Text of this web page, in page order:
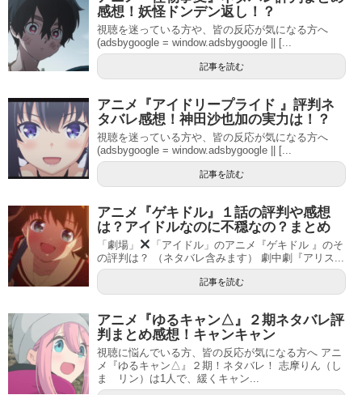
感想！妖怪ドンデン返し！？
視聴を迷っている方や、皆の反応が気になる方へ
(adsbygoogle = window.adsbygoogle || [...
記事を読む
アニメ『アイドリープライド 』評判ネ
タバレ感想！神田沙也加の実力は！？
視聴を迷っている方や、皆の反応が気になる方へ
(adsbygoogle = window.adsbygoogle || [...
記事を読む
アニメ『ゲキドル』１話の評判や感想
は？アイドルなのに不穏なの？まとめ
「劇場」
「アイドル」のアニメ『ゲキドル 』のそ
の評判は？ （ネタバレ含みます） 劇中劇『アリス...
記事を読む
アニメ『ゆるキャン△』２期ネタバレ評
判まとめ感想！キャンキャン
視聴に悩んでいる方、皆の反応が気になる方へ アニ
メ『ゆるキャン△』２期！ネタバレ！ 志摩りん（し
ま リン）は1人で、緩くキャン...